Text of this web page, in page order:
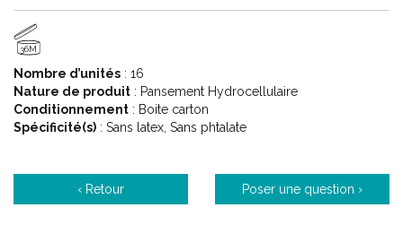
36M
Nombre d’unités : 16
Nature de produit : Pansement Hydrocellulaire
Conditionnement : Boite carton
Spécificité(s) : Sans latex, Sans phtalate
‹ Retour Poser une question ›